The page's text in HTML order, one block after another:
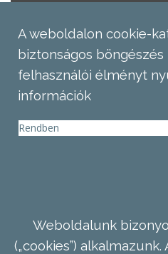
A weboldalon cookie-
biztonságos
felhasználói élményt
információk
Rendben
Weboldalunk
(„cookies”)